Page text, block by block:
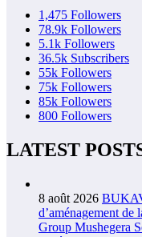
1,475 Followers
78.9k Followers
5.1k Followers
36.5k Subscribers
55k Followers
75k Followers
85k Followers
800 Followers
LATEST
8 août 2026
d’aménagement de
Group Mushegera